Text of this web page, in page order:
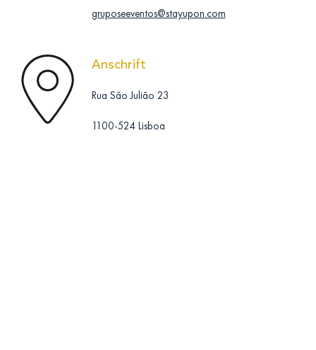
gruposeeventos@stayupon.com
Anschrift
Rua São Julião 23
1100-524 Lisboa